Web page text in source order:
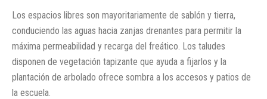
Los espacios libres son mayoritariamente de sablón y tierra,
conduciendo las aguas hacia zanjas drenantes para permitir la
máxima permeabilidad y recarga del freático. Los taludes
disponen de vegetación tapizante que ayuda a fijarlos y la
plantación de arbolado ofrece sombra a los accesos y patios de
la escuela.